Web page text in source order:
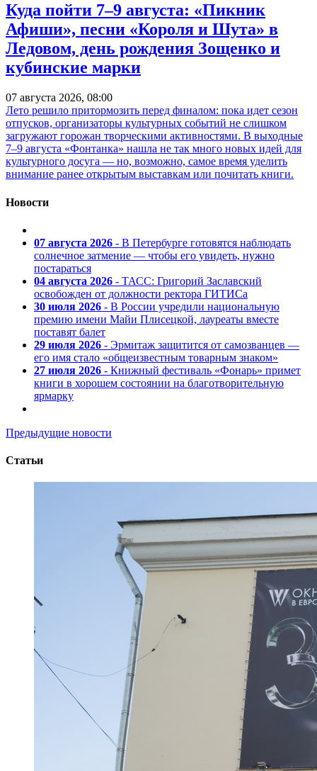
Куда пойти 7–9 августа: «Пикник
Афиши», песни «Короля и Шута» в
Ледовом, день рождения Зощенко и
кубинские марки
07 августа 2026, 08:00
Лето решило притормозить перед финалом: пока идет сезон
отпусков, организаторы культурных событий не слишком
загружают горожан творческими активностями. В выходные
7–9 августа «Фонтанка» нашла не так много новых идей для
культурного досуга — но, возможно, самое время уделить
внимание ранее открытым выставкам или почитать книги.
Новости
07 августа 2026 - В Петербурге готовятся наблюдать
солнечное затмение — чтобы его увидеть, нужно
постараться
04 августа 2026 - ТАСС: Григорий Заславский
освобожден от должности ректора ГИТИСа
30 июля 2026 - В России учредили национальную
премию имени Майи Плисецкой, лауреаты вместе
поставят балет
29 июля 2026 - Эрмитаж защитится от самозванцев —
его имя стало «общеизвестным товарным знаком»
27 июля 2026 - Книжный фестиваль «Фонарь» примет
книги в хорошем состоянии на благотворительную
ярмарку
Предыдущие новости
Статьи